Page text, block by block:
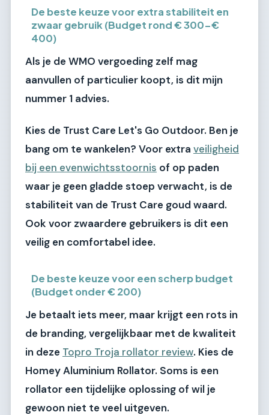
De beste keuze voor extra stabiliteit en
zwaar gebruik (Budget rond € 300-€
400)
Als je de WMO vergoeding zelf mag
aanvullen of particulier koopt, is dit mijn
nummer 1 advies.
Kies de Trust Care Let's Go Outdoor. Ben je
bang om te wankelen? Voor extra veiligheid
bij een evenwichtsstoornis of op paden
waar je geen gladde stoep verwacht, is de
stabiliteit van de Trust Care goud waard.
Ook voor zwaardere gebruikers is dit een
veilig en comfortabel idee.
De beste keuze voor een scherp budget
(Budget onder € 200)
Je betaalt iets meer, maar krijgt een rots in
de branding, vergelijkbaar met de kwaliteit
in deze Topro Troja rollator review. Kies de
Homey Aluminium Rollator. Soms is een
rollator een tijdelijke oplossing of wil je
gewoon niet te veel uitgeven.